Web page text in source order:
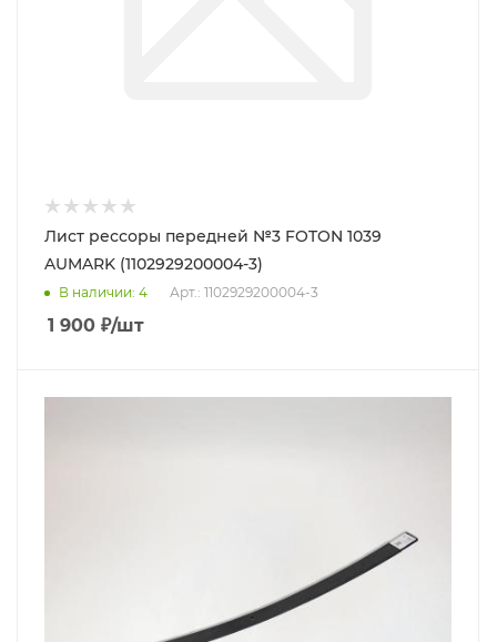
Лист рессоры передней №3 FOTON 1039
AUMARK (1102929200004-3)
В наличии: 4 Арт.: 1102929200004-3
1 900 ₽/шт